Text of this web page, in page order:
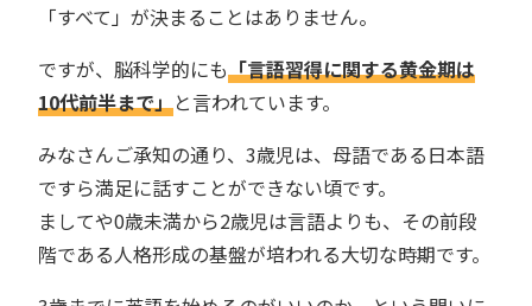
「すべて」が決まることはありません。
ですが、脳科学的にも「言語習得に関する黄金期は
10代前半まで」と言われています。
みなさんご承知の通り、3歳児は、母語である日本語
ですら満足に話すことができない頃です。
ましてや0歳未満から2歳児は言語よりも、その前段
階である人格形成の基盤が培われる大切な時期です。